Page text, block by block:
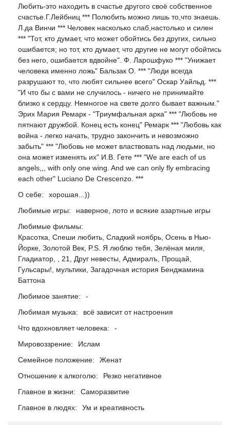
Любить-это находить в счастье другого своё собственное
счастье.Г.Лейбниц *** Полюбить можно лишь то,что знаешь.
Л.да Винчи *** Человек насколько слаб,настолько и силен
*** "Тот, кто думает, что может обойтись без других, сильно
ошибается; но тот, кто думает, что другие не могут обойтись
без него, ошибается вдвойне". Ф. Ларошфуко *** "Унижает
человека именно ложь" Бальзак О. *** "Люди всегда
разрушают то, что любят сильнее всего" Оскар Уайльд. ***
"И что бы с вами не случилось - ничего не принимайте
близко к сердцу. Немногое на свете долго бывает важным."
Эрих Мария Ремарк - "Триумфальная арка" *** "Любовь не
пятнают дружбой. Конец есть конец" Ремарк *** "Любовь как
война - легко начать, трудно закончить и невозможно
забыть" *** "Любовь не может властвовать над людьми, но
она может изменять их" И.В. Гете *** "We are each of us
angels,,, with only one wing. And we can only fly embracing
each other" Luciano De Crescenzo. ***
О себе:
хорошая...))
Любимые игры:
наверное, лото и всякие азартные игры
Любимые фильмы:
Красотка, Спеши любить, Сладкий ноябрь, Осень в Нью-
Йорке, Золотой Век, P.S. Я люблю тебя, Зелёная миля,
Гладиатор, , 21, Друг невесты, Адмиралъ, Прощай,
Гульсары!, мультики, Загадочная история Бенджамина
Баттона
Любимое занятие:
-
Любимая музыка:
всё зависит от настроения
Что вдохновляет человека:
-
Мировоззрение:
Ислам
Семейное положение:
Женат
Отношение к алкоголю:
Резко негативное
Главное в жизни:
Саморазвитие
Главное в людях:
Ум и креативность